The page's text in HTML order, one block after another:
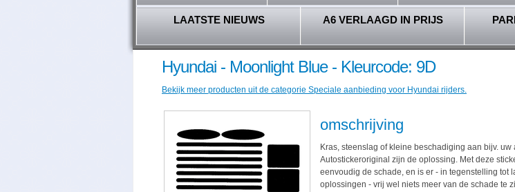
LAATSTE NIEUWS A6 VERLAAGD IN PRIJS
Hyundai - Moonlight Blue - Kleurcode: 9D
Bekijk meer producten uit de categorie Speciale aanbieding voor Hyundai rijders.
omschrijving
Kras, steenslag of kleine beschadiging aan bijv. uw
Autostickeroriginal zijn de oplossing. Met deze
eenvoudig de schade, en is er - in tegenstelling tot
oplossingen - vrij wel niets meer van de schade te